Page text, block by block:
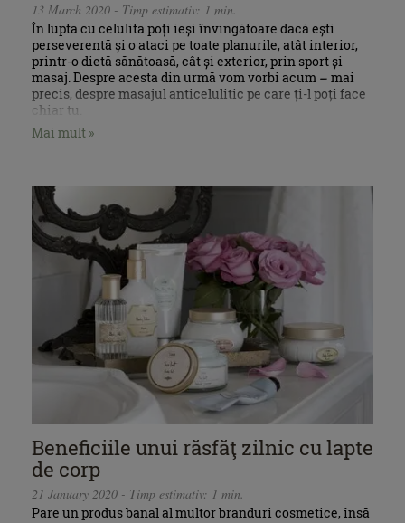
13 March 2020 - Timp estimativ: 1 min.
În lupta cu celulita poți ieși învingătoare dacă ești
perseverentă și o ataci pe toate planurile, atât interior,
printr-o dietă sănătoasă, cât și exterior, prin sport și
masaj. Despre acesta din urmă vom vorbi acum – mai
precis, despre masajul anticelulitic pe care ți-l poți face
chiar tu.
Mai mult »
Beneficiile unui răsfăţ zilnic cu lapte
de corp
21 January 2020 - Timp estimativ: 1 min.
Pare un produs banal al multor branduri cosmetice, însă